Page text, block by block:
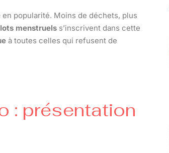
en popularité. Moins de déchets, plus
menstruels s’inscrivent dans cette
à toutes celles qui refusent de
: présentation